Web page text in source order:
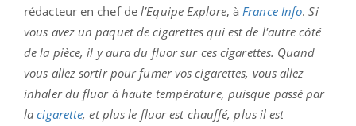
rédacteur en chef del’Equipe Explore, àFrance Info.Si
vous avez un paquet de cigarettes qui est de l'autre côté
de la pièce, il y aura du fluor sur ces cigarettes. Quand
vous allez sortir pour fumer vos cigarettes, vous allez
inhaler du fluor à haute température, puisque passé par
lacigarette, et plus le fluor est chauffé, plus il est